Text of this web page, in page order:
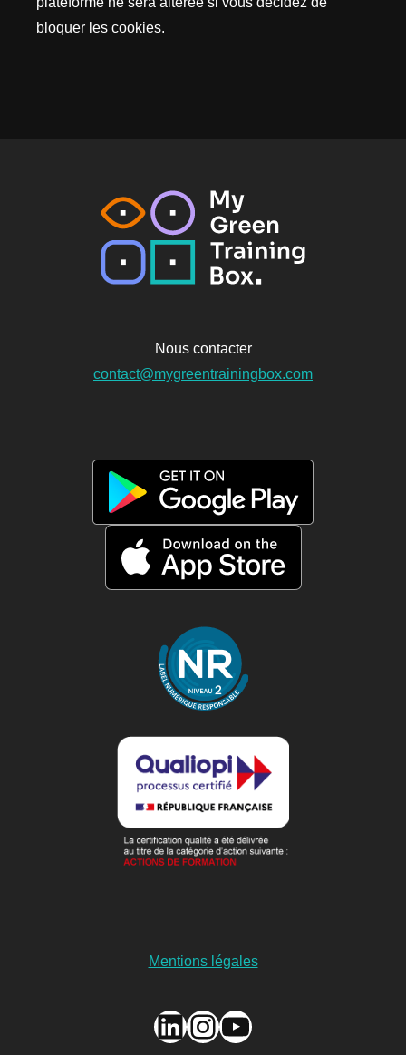
bloquer les cookies.
Nous contacter
contact@mygreentrainingbox.com
Mentions légales
LinkedIn
Instagram
YouTube